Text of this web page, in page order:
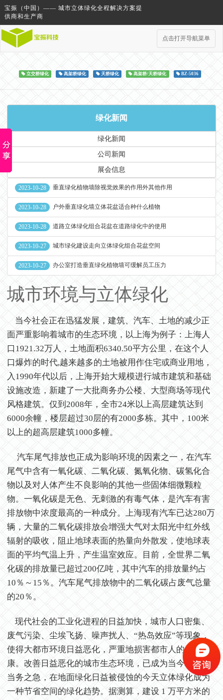
宝振（中国）—— 城市立体绿化全程解决方案提
供商和生产商
点击打开导航菜单
立交桥绿化 高架桥绿化 天桥绿化 高架桥/天桥绿化 BZ-5036
绿化新闻
绿化新闻
公司新闻
展会信息
2023-10-28 垂直绿化植物墙除视觉效果的作用外其他作用
2023-10-28 户外垂直绿化墙立体花盆适合种什么植物
2023-10-28 道路立体绿化组合花盆在道路绿化中的使用
2023-10-27 城市绿化建设走向立体绿化组合花盆空间
2023-10-27 办公室打造垂直绿化植物墙可缓解员工压力
城市环境与立体绿化
当今社会正在迅猛发展，建筑、汽车、土地的减少正
面严重影响着城市的生态环境，以上海为例子：上海人
口1921.32万人，土地面积6340.50平方公里，在这个人
口爆炸的时代,越来越多的土地被用作住宅或商业用地，
入1990年代以后，上海开始大规模进行城市建筑和基础
设施改造，新建了一大批商务办公楼、大型商场等现代
风格建筑。仅到2008年，全市24米以上高层建筑达到
6000余幢，楼层超过30层的有2000多栋。其中，100米
以上的超高层建筑1000多幢。
汽车尾气排放也正成为影响环境的因素之一，在汽车
尾气中含有一氧化碳、二氧化碳、氮氧化物、碳氢化合
物以及对人体产生不良影响的其他一些固体细微颗粒
物。一氧化碳是无色、无刺激的有毒气体，是汽车有害
排放物中浓度最高的一种成分。上海现有汽车已达280万
辆，大量的二氧化碳排放会增强大气对太阳光中红外线
辐射的吸收，阻止地球表面的热量向外散发，使地球表
面的平均气温上升，产生温室效应。目前，全世界二氧
化碳的排放量已超过200亿吨，其中汽车的排放量约占
10％～15％。汽车尾气排放物中的二氧化碳占废气总量
的20％。
现代社会的工业化进程的日益加快，城市人口密集、
废气污染、尘埃飞扬、噪声扰人、“热岛效应”等现象，
使得大都市环境日益恶化，严重地损害都市人的身心健
康。改善日益恶化的城市生态环境，已成为当今城市的
当务之急，在地面绿化日益被侵蚀的今天立体绿化成为
一种节省空间的绿化趋势。据测算，建设 1 万平方米的